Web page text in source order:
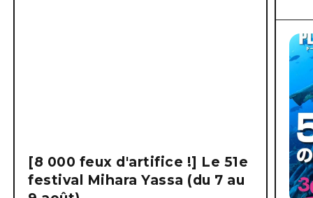
[8 000 feux d'artifice !] Le 51e
festival Mihara Yassa (du 7 au